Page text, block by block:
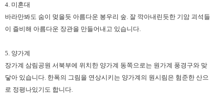
4. 미혼대
바라만봐도 숨이 멎을듯 아름다운 봉우리 숲. 잘 깍아내린듯한 기암 괴석들
이 즐비해 아름다운 장관을 만들어내고 있습니다.
5. 양가계
장가계 삼림공원 서북부에 위치한 양가계 동쪽으로는 원가계 풍경구와 맞
닿아 있습니다. 한폭의 그림을 연상시키는 양가계의 원시림은 험준한 산으
로 정평나있기도 합니다.